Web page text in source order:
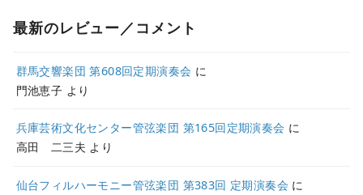
最新のレビュー／コメント
群馬交響楽団 第608回定期演奏会 に
門池恵子 より
兵庫芸術文化センター管弦楽団 第165回定期演奏会 に
高田 二三夫 より
仙台フィルハーモニー管弦楽団 第383回 定期演奏会 に